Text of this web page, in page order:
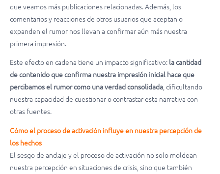
que veamos más publicaciones relacionadas. Además, los
comentarios y reacciones de otros usuarios que aceptan o
expanden el rumor nos llevan a confirmar aún más nuestra
primera impresión.
Este efecto en cadena tiene un impacto significativo: la cantidad
de contenido que confirma nuestra impresión inicial hace que
percibamos el rumor como una verdad consolidada, dificultando
nuestra capacidad de cuestionar o contrastar esta narrativa con
otras fuentes.
Cómo el proceso de activación influye en nuestra percepción de
los hechos
El sesgo de anclaje y el proceso de activación no solo moldean
nuestra percepción en situaciones de crisis, sino que también